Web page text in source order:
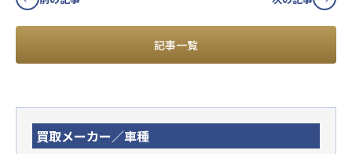
記事一覧
買取メーカー／車種